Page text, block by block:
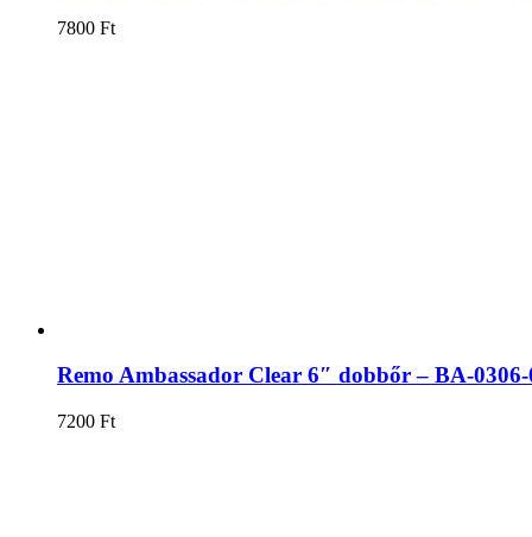
7800 Ft
Remo Ambassador Clear 6″ dobbőr – BA-
7200 Ft